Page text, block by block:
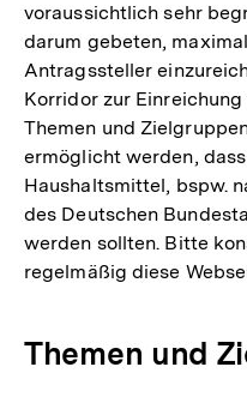
voraussichtlich sehr
darum gebeten,
Antragssteller
Korridor zur
Themen und
ermöglicht werden,
Haushaltsmittel, bspw.
des Deutschen
werden sollten. Bitte
regelmäßig diese
Themen und